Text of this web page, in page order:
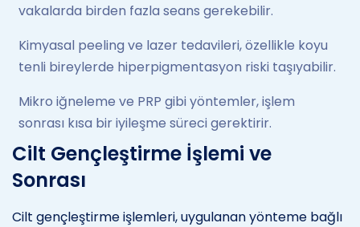
vakalarda birden fazla seans gerekebilir.
Kimyasal peeling ve lazer tedavileri, özellikle koyu
tenli bireylerde hiperpigmentasyon riski taşıyabilir.
Mikro iğneleme ve PRP gibi yöntemler, işlem
sonrası kısa bir iyileşme süreci gerektirir.
Cilt Gençleştirme İşlemi ve
Sonrası
Cilt gençleştirme işlemleri, uygulanan yönteme bağlı